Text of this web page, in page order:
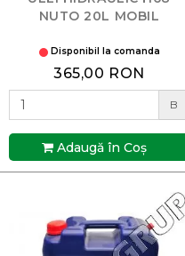
NUTO 20L MOBIL
Disponibil la comanda
365,00 RON
B
Adaugă în Coş